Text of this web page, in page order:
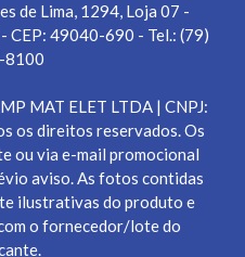
de Lima, 1294, Loja 07 -
CEP: 49040-690 - Tel.: (79)
8100
MAT ELET LTDA | CNPJ:
os direitos reservados. Os
ou via e-mail promocional
aviso. As fotos contidas
ilustrativas do produto e
o fornecedor/lote do